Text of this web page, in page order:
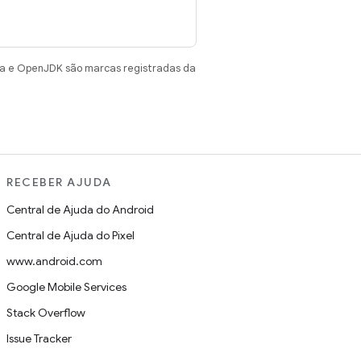
e OpenJDK são marcas registradas da
RECEBER AJUDA
Central de Ajuda do Android
Central de Ajuda do Pixel
www.android.com
Google Mobile Services
Stack Overflow
Issue Tracker